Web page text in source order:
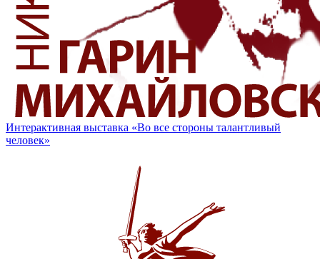
Интерактивная выставка «Во все стороны талантливый
человек»